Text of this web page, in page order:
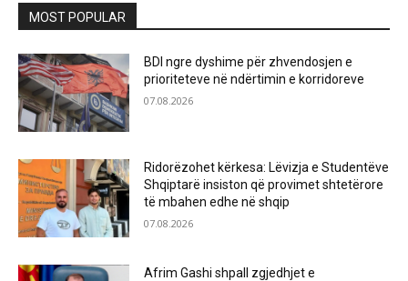
MOST POPULAR
BDI ngre dyshime për zhvendosjen e
prioriteteve në ndërtimin e korridoreve
07.08.2026
Ridorëzohet kërkesa: Lëvizja e Studentëve
Shqiptarë insiston që provimet shtetërore
të mbahen edhe në shqip
07.08.2026
Afrim Gashi shpall zgjedhjet e